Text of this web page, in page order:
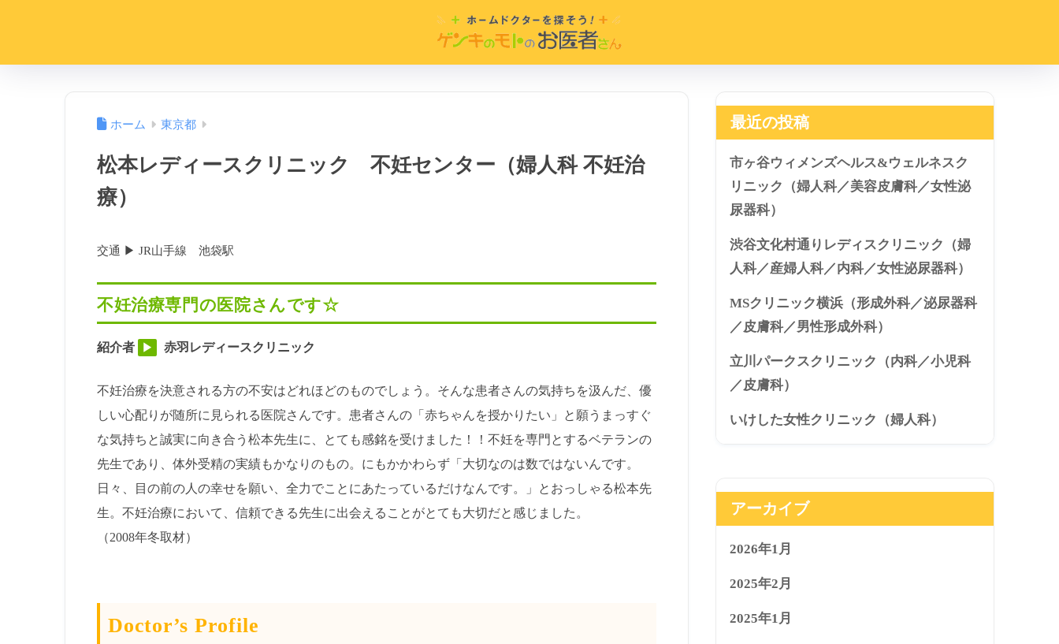
ホーム 東京都
松本レディースクリニック 不妊センター（婦人科 不妊治
療）
交通 ▶︎ JR山手線 池袋駅
不妊治療専門の医院さんです☆
紹介者 ▶︎ 赤羽レディースクリニック
不妊治療を決意される方の不安はどれほどのものでしょう。そんな患者さんの気持ちを汲んだ、優
しい心配りが随所に見られる医院さんです。患者さんの「赤ちゃんを授かりたい」と願うまっすぐ
な気持ちと誠実に向き合う松本先生に、とても感銘を受けました！！不妊を専門とするベテランの
先生であり、体外受精の実績もかなりのもの。にもかかわらず「大切なのは数ではないんです。
日々、目の前の人の幸せを願い、全力でことにあたっているだけなんです。」とおっしゃる松本先
生。不妊治療において、信頼できる先生に出会えることがとても大切だと感じました。
（2008年冬取材）
Doctor’s Profile
最近の投稿
市ヶ谷ウィメンズヘルス&ウェルネスク
リニック（婦人科／美容皮膚科／女性泌
尿器科）
渋谷文化村通りレディスクリニック（婦
人科／産婦人科／内科／女性泌尿器科）
MSクリニック横浜（形成外科／泌尿器科
／皮膚科／男性形成外科）
立川パークスクリニック（内科／小児科
／皮膚科）
いけした女性クリニック（婦人科）
アーカイブ
2026年1月
2025年2月
2025年1月